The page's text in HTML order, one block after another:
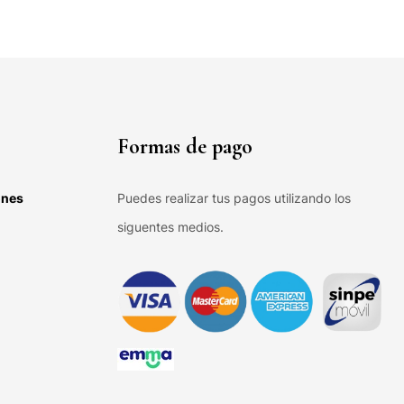
Formas de pago
Puedes realizar tus pagos utilizando los
siguentes medios.